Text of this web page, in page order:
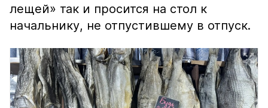
лещей» так и просится на стол к
начальнику, не отпустившему в отпуск.